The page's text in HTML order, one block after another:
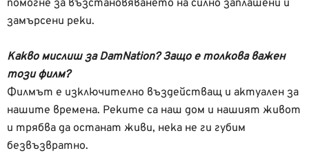
помогне за възстановяването на силно заплашени и
замърсени реки.
Какво мислиш за DamNation? Защо е толкова важен
този филм?
Филмът е изключително въздействащ и актуален за
нашите времена. Реките са наш дом и нашият живот
и трябва да останат живи, нека не ги губим
безвъзвратно.